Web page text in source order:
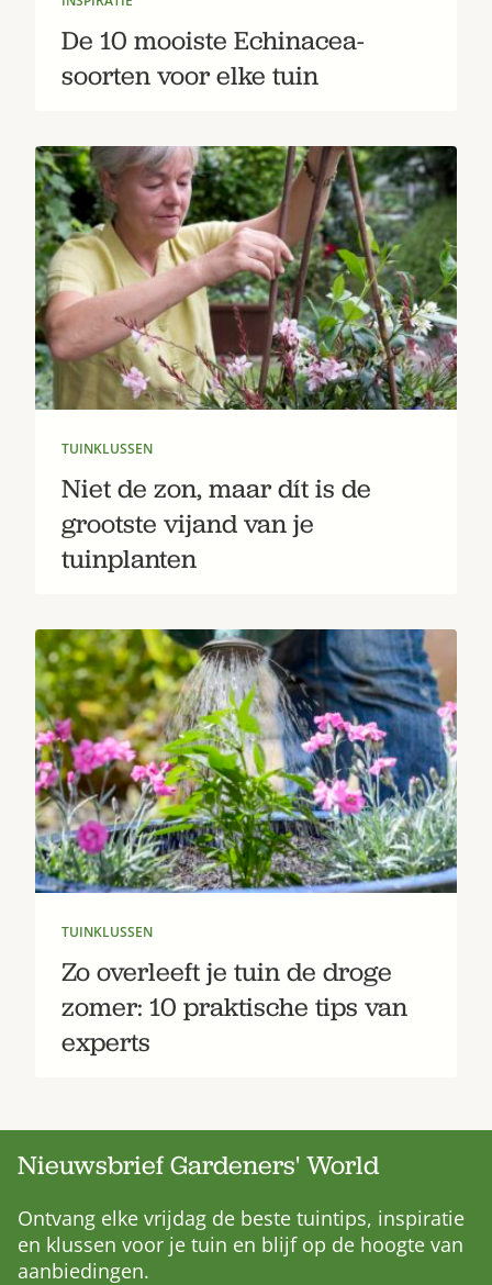
De 10 mooiste Echinacea-
soorten voor elke tuin
TUINKLUSSEN
Niet de zon, maar dít is de
grootste vijand van je
tuinplanten
TUINKLUSSEN
Zo overleeft je tuin de droge
zomer: 10 praktische tips van
experts
Nieuwsbrief Gardeners' World
Ontvang elke vrijdag de beste tuintips, inspiratie
en klussen voor je tuin en blijf op de hoogte van
aanbiedingen.